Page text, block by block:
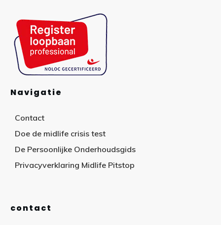
Navigatie
Contact
Doe de midlife crisis test
De Persoonlijke Onderhoudsgids
Privacyverklaring Midlife Pitstop
contact